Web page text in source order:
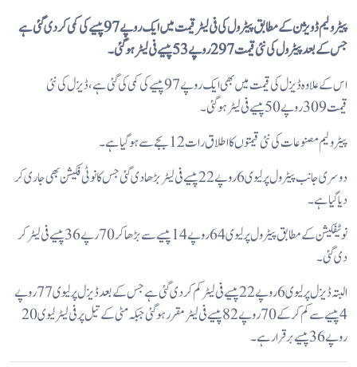
پیٹرولیم ڈویژن کے مطابق پیٹرول کی فی لیٹر قیمت میں ایک روپے 97 پیسے کی کمی کردی گئی ہے
جس کے بعد پیٹرول کی نئی قیمت297 روپے 53 پیسے فی لیٹر ہوگئی۔
اس کے علاوہ ڈیزل کی قیمت میں بھی ایک روپے 97 پیسے کی کمی کی گئی ہے، ڈیزل کی نئی
قیمت 309 روپے 50 پیسے فی لیٹر ہوگئی۔
پیٹرولیم مصنوعات کی نئی قیمتوں کا اطلاق رات 12 بجے سے ہوگیا ہے۔
دوسری جانب پیٹرول پر لیوی 6 روپے 22پیسے فی لیٹر بڑ ھا دی گئی جس کا نوٹی فکیشن بھی جاری کر
دیاگیا ہے۔
نوٹیفکیشن کے مطابق پیٹرول پرلیوی 64 روپے 14 پیسے سے بڑھا کر 70 رپے 36 پیسے فی لیٹر کر
دی گئی۔
البتہ ڈیزل پر لیوی 6 روپے 22 پیسے فی لیٹر کم کر دی گئی ہے جس کے بعد ڈیزل پر لیوی 77 روپے
4 پیسے سے کم کر کے 70 روپے82 پیسےفی لیٹر مقرر ہوگئی جبکہ مٹی کے تیل پر فی لیٹر لیوی 20
روپے 36 پیسے برقرار ہے۔